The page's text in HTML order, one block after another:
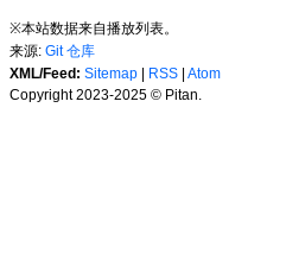
※本站数据来自播放列表。
来源: Git 仓库
XML/Feed: Sitemap RSS Atom
Copyright 2023-2025 © Pitan.